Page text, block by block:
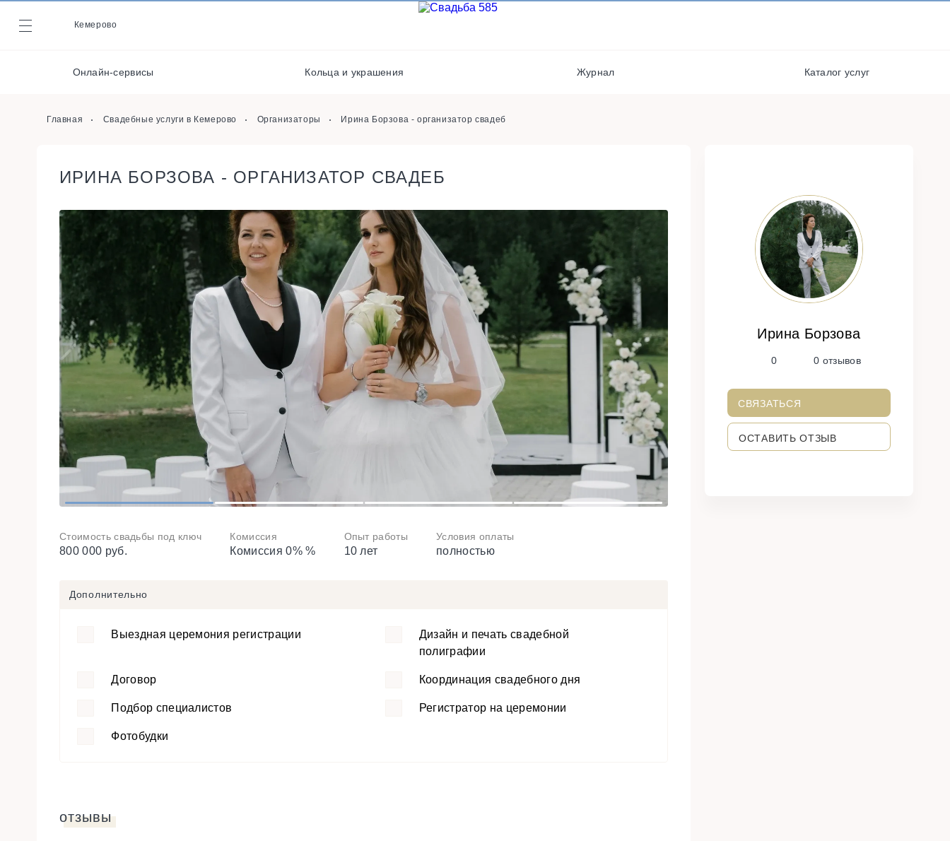
Кемерово
Онлайн-сервисы Кольца и украшения Журнал Каталог услуг
Журнал
Онлайн-сервисы
Выездная регистрация
Фотостудии / места для
Главная Свадебные услуги в Кемерово Организаторы Ирина Борзова - организатор свадеб
ИРИНА БОРЗОВА - ОРГАНИЗАТОР СВАДЕБ
1 2 3 4
Стоимость свадьбы под ключ
800 000 руб.
Комиссия
Комиссия 0% %
Опыт работы
10 лет
Условия оплаты
полностью
Дополнительно
Выездная церемония регистрации
Дизайн и печать свадебной
полиграфии
Договор Координация свадебного дня
Подбор специалистов Регистратор на церемонии
Фотобудки
отзывы
Ирина Борзова
0 0 отзывов
СВЯЗАТЬСЯ
ОСТАВИТЬ ОТЗЫВ